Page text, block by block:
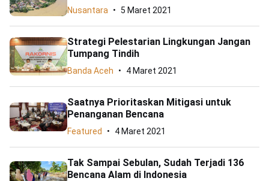
Nusantara 5 Maret 2021
Strategi Pelestarian Lingkungan Jangan
Tumpang Tindih
Banda Aceh 4 Maret 2021
Saatnya Prioritaskan Mitigasi untuk
Penanganan Bencana
Featured 4 Maret 2021
Tak Sampai Sebulan, Sudah Terjadi 136
Bencana Alam di Indonesia